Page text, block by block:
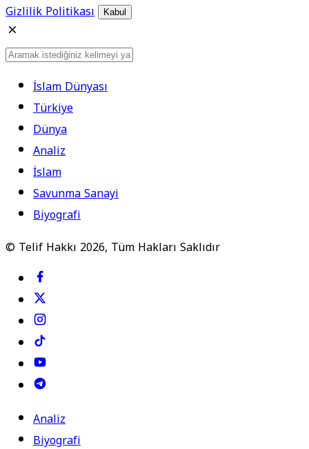
Gizlilik Politikası
Kabul
İslam Dünyası
Türkiye
Dünya
Analiz
İslam
Savunma Sanayi
Biyografi
© Telif Hakkı 2026, Tüm Hakları Saklıdır
Analiz
Biyografi